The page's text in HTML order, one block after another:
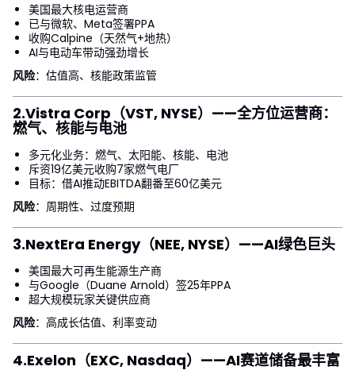
美国最大核电运营商
已与微软、Meta签署PPA
收购Calpine（天然气+地热）
AI与电动车带动强劲增长
风险：估值高、核能政策监管
2.Vistra Corp（VST, NYSE） ——全方位运营商：
燃气、核能与电池
多元化业务：燃气、太阳能、核能、电池
斥资19亿美元收购7家燃气电厂
目标：借AI推动EBITDA翻番至60亿美元
风险：周期性、过度预期
3.NextEra Energy（NEE, NYSE） ——AI绿色巨头
美国最大可再生能源生产商
与Google（Duane Arnold）签25年PPA
超大规模玩家关键供应商
风险：高成长估值、利率变动
4.Exelon（EXC, Nasdaq） ——AI赛道储备最丰富